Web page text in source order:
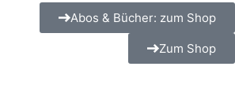
Abos & Bücher: zum Shop
Zum Shop